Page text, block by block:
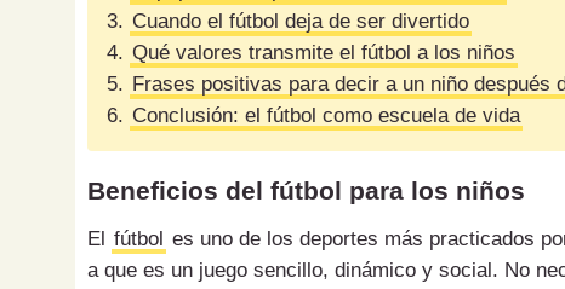
3. Cuando el fútbol deja de ser divertido
4. Qué valores transmite el fútbol a los niños
5. Frases positivas para decir a un niño después
6. Conclusión: el fútbol como escuela de vida
Beneficios del fútbol para los niños
El fútbol es uno de los deportes más practicados
a que es un juego sencillo, dinámico y social. No